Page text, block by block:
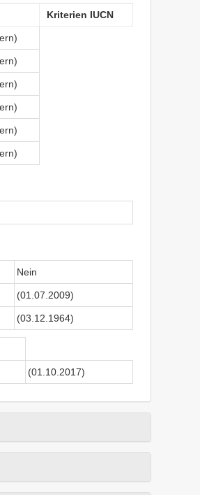
Kriterien IUCN
Nein
(01.07.2009)
(03.12.1964)
(01.10.2017)